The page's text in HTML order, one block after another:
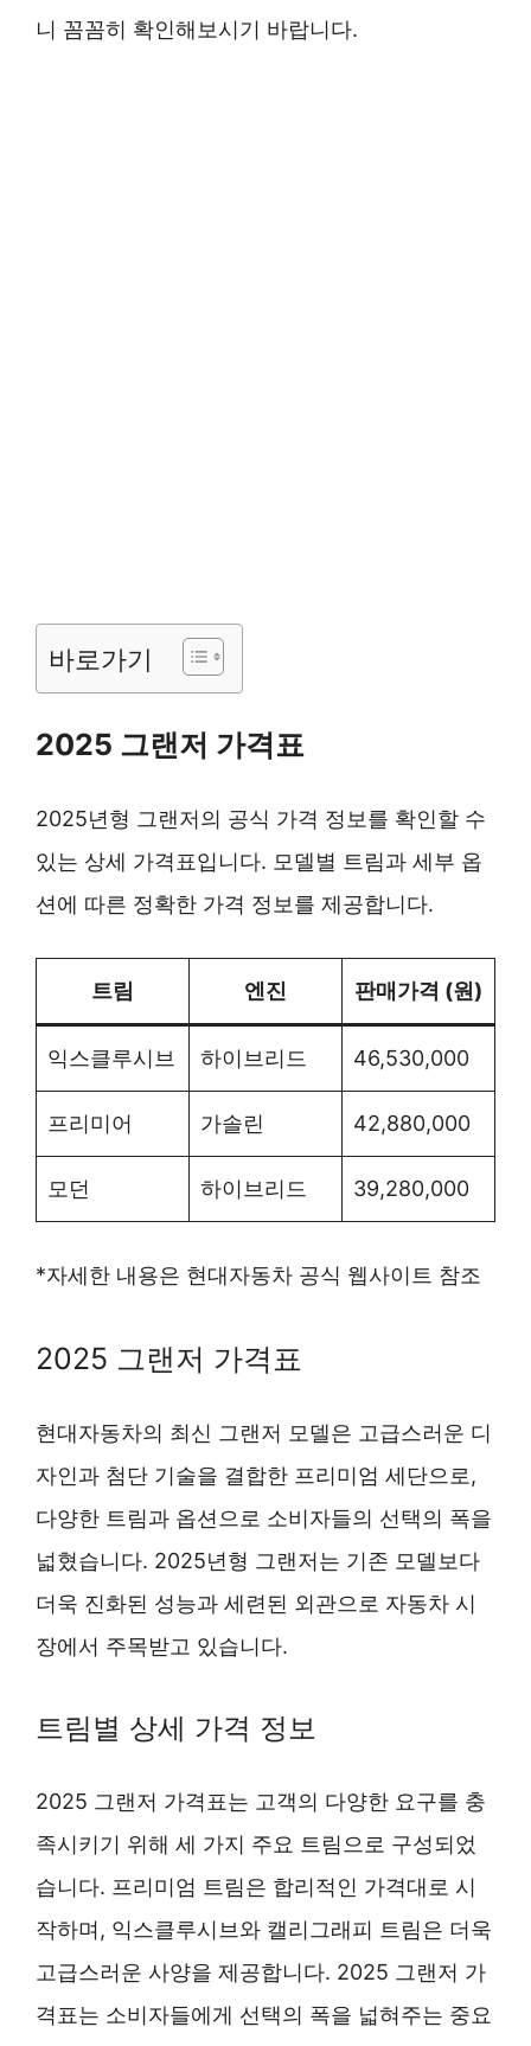
니 꼼꼼히 확인해보시기 바랍니다.
바로가기
2025 그랜저 가격표
2025년형 그랜저의 공식 가격 정보를 확인할 수
있는 상세 가격표입니다. 모델별 트림과 세부 옵
션에 따른 정확한 가격 정보를 제공합니다.
트림 엔진 판매가격 (원)
익스클루시브 하이브리드 46,530,000
프리미어 가솔린 42,880,000
모던 하이브리드 39,280,000
*자세한 내용은 현대자동차 공식 웹사이트 참조
2025 그랜저 가격표
현대자동차의 최신 그랜저 모델은 고급스러운 디
자인과 첨단 기술을 결합한 프리미엄 세단으로,
다양한 트림과 옵션으로 소비자들의 선택의 폭을
넓혔습니다. 2025년형 그랜저는 기존 모델보다
더욱 진화된 성능과 세련된 외관으로 자동차 시
장에서 주목받고 있습니다.
트림별 상세 가격 정보
2025 그랜저 가격표는 고객의 다양한 요구를 충
족시키기 위해 세 가지 주요 트림으로 구성되었
습니다. 프리미엄 트림은 합리적인 가격대로 시
작하며, 익스클루시브와 캘리그래피 트림은 더욱
고급스러운 사양을 제공합니다. 2025 그랜저 가
격표는 소비자들에게 선택의 폭을 넓혀주는 중요